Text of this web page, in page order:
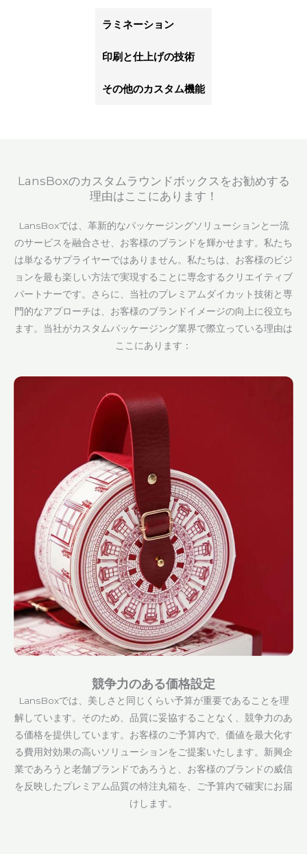
ラミネーション
印刷と仕上げの技術
その他のカスタム機能
LansBoxのカスタムラウンドボックスをお勧めする
理由はここにあります！
LansBoxでは、革新的なパッケージングソリューションと一流
のサービスを融合させ、お客様のブランドを輝かせます。私たち
は単なるサプライヤーではありません。私たちは、お客様のビジ
ョンを最も楽しい方法で実現することに専念するクリエイティブ
パートナーです。さらに、当社のプレミアムダイカット技術と専
門的なアプローチは、お客様のブランドイメージの向上に役立ち
ます。当社がカスタムパッケージング業界で際立っている理由は
ここにあります：
競争力のある価格設定
LansBoxでは、美しさと同じくらい予算が重要であることを理
解しています。そのため、品質に妥協することなく、競争力のあ
る価格を提供しています。お客様のご予算内で、価値を最大化す
る費用対効果の高いソリューションをご提案いたします。新興企
業であろうと老舗ブランドであろうと、お客様のブランドの威信
を反映したプレミアム品質の特注丸箱を、ご予算内で確実にお届
けします。